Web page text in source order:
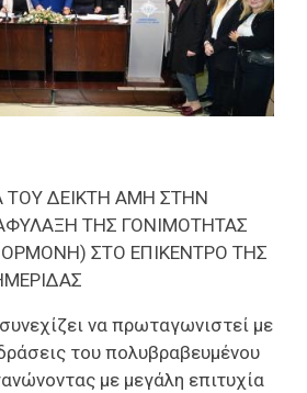
ΤΟΥ ΔΕΙΚΤΗ ΑΜΗ ΣΤΗΝ
ΤΗΣ ΓΟΝΙΜΟΤΗΤΑΣ
ΟΡΜΟΝΗ) ΣΤΟ ΕΠΙΚΕΝΤΡΟ ΤΗΣ
να πρωταγωνιστεί με
του πολυβραβευμένου
με μεγάλη επιτυχία